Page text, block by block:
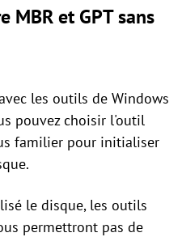
MBR et GPT sans
les outils de Windows
pouvez choisir l'outil
familier pour initialiser
le disque, les outils
permettront pas de